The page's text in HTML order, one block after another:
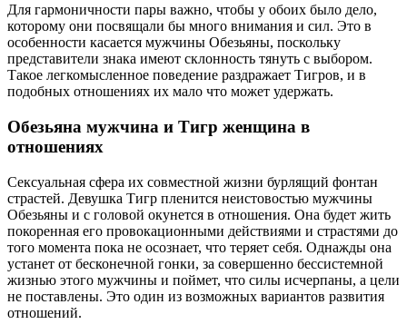
Для гармоничности пары важно, чтобы у обоих было дело,
которому они посвящали бы много внимания и сил. Это в
особенности касается мужчины Обезьяны, поскольку
представители знака имеют склонность тянуть с выбором.
Такое легкомысленное поведение раздражает Тигров, и в
подобных отношениях их мало что может удержать.
Обезьяна мужчина и Тигр женщина в
отношениях
Сексуальная сфера их совместной жизни бурлящий фонтан
страстей. Девушка Тигр пленится неистовостью мужчины
Обезьяны и с головой окунется в отношения. Она будет жить
покоренная его провокационными действиями и страстями до
того момента пока не осознает, что теряет себя. Однажды она
устанет от бесконечной гонки, за совершенно бессистемной
жизнью этого мужчины и поймет, что силы исчерпаны, а цели
не поставлены. Это один из возможных вариантов развития
отношений.